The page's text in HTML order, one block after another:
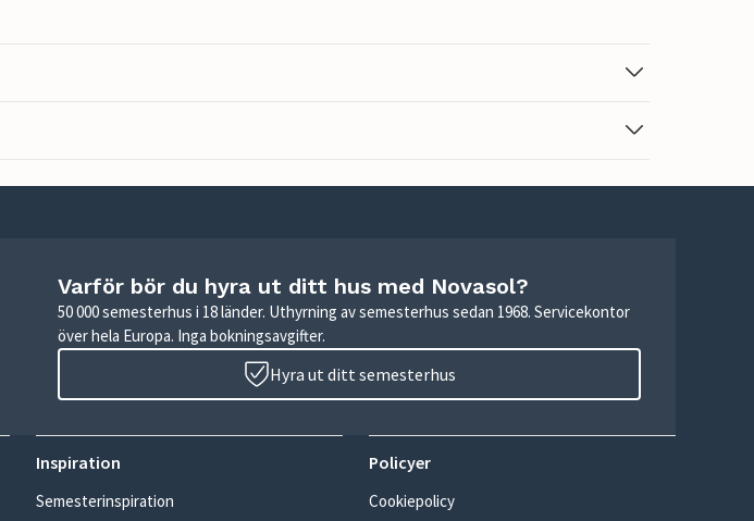
Varför bör du hyra ut ditt hus med Novasol?
50 000 semesterhus i 18 länder. Uthyrning av semesterhus sedan 1968. Servicekontor
över hela Europa. Inga bokningsavgifter.
Hyra ut ditt semesterhus
Inspiration
Semesterinspiration
Policyer
Cookiepolicy